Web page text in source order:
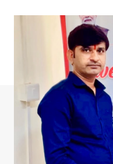
Company